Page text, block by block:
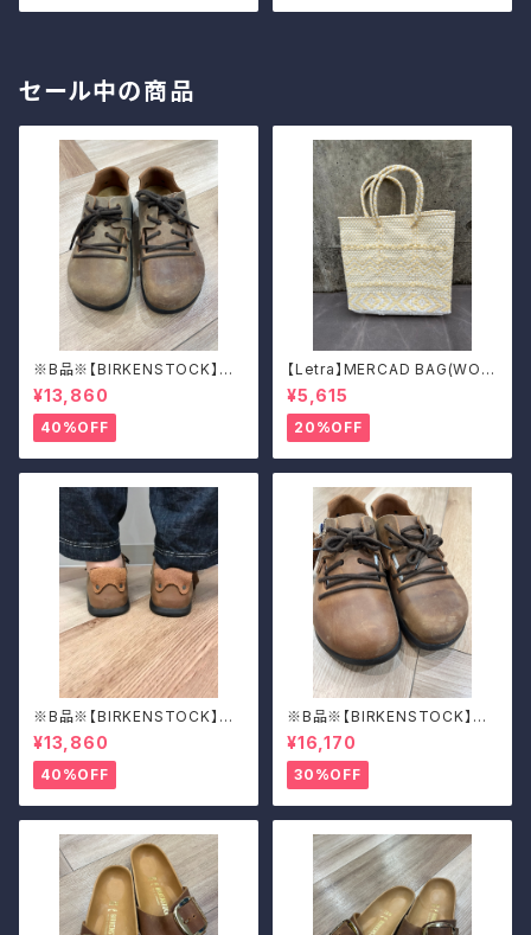
セール中の商品
※B品※【BIRKENSTOCK】Mo
ntana/CUOIO 38
¥13,860
40%OFF
【Letra】MERCAD BAG(WOV
EN)
¥5,615
20%OFF
※B品※【BIRKENSTOCK】Mo
ntana/CUOIO 37
¥13,860
40%OFF
※B品※【BIRKENSTOCK】Mo
ntana/CUOIO 39
¥16,170
30%OFF